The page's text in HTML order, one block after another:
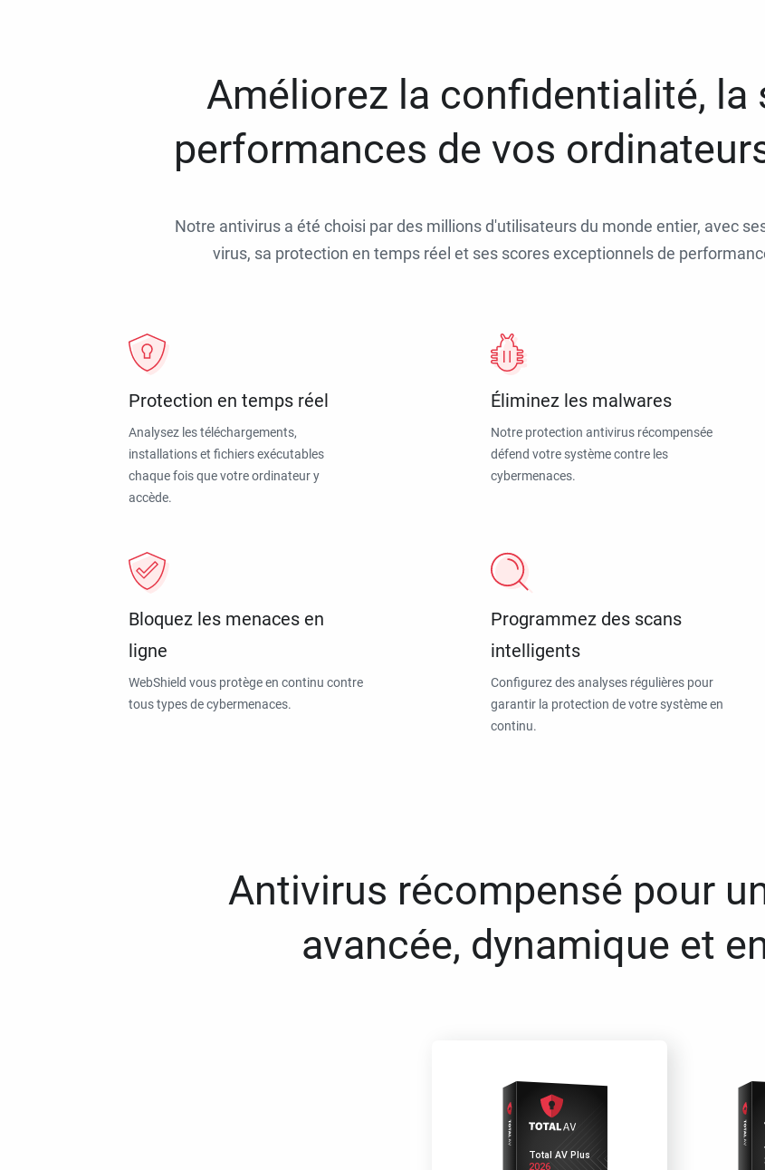
Améliorez la confidentialité, la
performances de vos
Notre antivirus a été choisi par des millions d'utilisateurs du monde entier, avec
virus, sa protection en temps réel et ses scores exceptionnels de
Protection en temps réel
Analysez les téléchargements,
installations et fichiers exécutables
chaque fois que votre ordinateur y
accède.
Éliminez les malwares
Notre protection antivirus récompensée
défend votre système contre les
cybermenaces.
Bloquez les menaces en
ligne
WebShield vous protège en continu contre
tous types de cybermenaces.
Programmez des scans
intelligents
Configurez des analyses régulières pour
garantir la protection de votre système en
continu.
Antivirus récompensé pour
avancée, dynamique et